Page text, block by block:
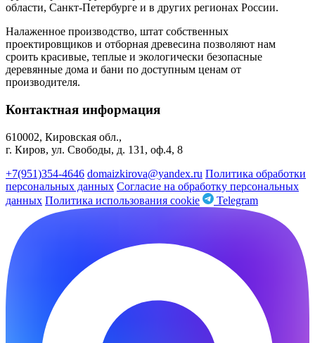
области, Санкт-Петербурге и в других регионах России.
Налаженное производство, штат собственных
проектировщиков и отборная древесина позволяют нам
сроить красивые, теплые и экологически безопасные
деревянные дома и бани по доступным ценам от
производителя.
Контактная информация
610002, Кировская обл.,
г. Киров, ул. Свободы, д. 131, оф.4, 8
+7(951)354-4646 domaizkirova@yandex.ru Политика обработки
персональных данных Согласие на обработку персональных
данных Политика использования cookie Telegram